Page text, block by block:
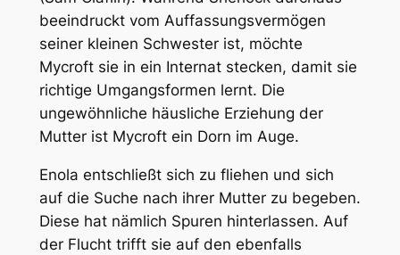
beeindruckt vom Auffassungsvermögen
seiner kleinen Schwester ist, möchte
Mycroft sie in ein Internat stecken, damit sie
richtige Umgangsformen lernt. Die
ungewöhnliche häusliche Erziehung der
Mutter ist Mycroft ein Dorn im Auge.
Enola entschließt sich zu fliehen und sich
auf die Suche nach ihrer Mutter zu begeben.
Diese hat nämlich Spuren hinterlassen. Auf
der Flucht trifft sie auf den ebenfalls